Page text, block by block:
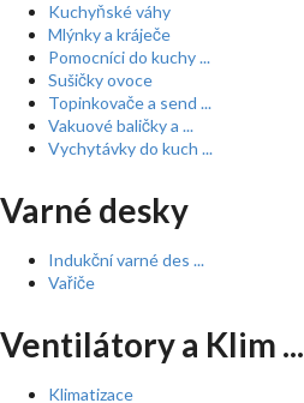
Kuchyňské váhy
Mlýnky a kráječe
Pomocníci do kuchy ...
Sušičky ovoce
Topinkovače a send ...
Vakuové baličky a ...
Vychytávky do kuch ...
Varné desky
Indukční varné des ...
Vařiče
Ventilátory a Klim ...
Klimatizace